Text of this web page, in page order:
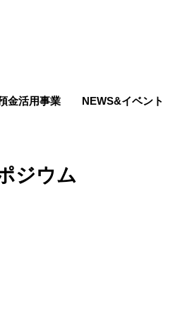
金活用事業 NEWS&イベント
ジウム